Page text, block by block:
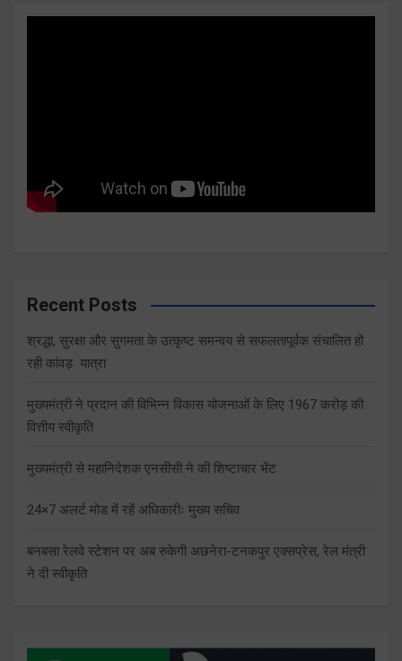
Recent Posts
श्रद्धा, सुरक्षा और सुगमता के उत्कृष्ट समन्वय से सफलतापूर्वक संचालित हो
रही कांवड़ यात्रा
मुख्यमंत्री ने प्रदान की विभिन्न विकास योजनाओं के लिए 1967 करोड़ की
वित्तीय स्वीकृति
मुख्यमंत्री से महानिदेशक एनसीसी ने की शिष्टाचार भेंट
24×7 अलर्ट मोड में रहें अधिकारीः मुख्य सचिव
बनबसा रेलवे स्टेशन पर अब रुकेगी अछनेरा-टनकपुर एक्सप्रेस, रेल मंत्री
ने दी स्वीकृति